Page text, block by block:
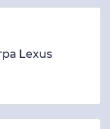
Lexus